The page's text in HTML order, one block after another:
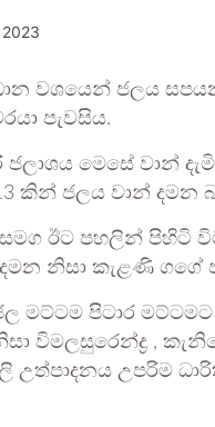
වශයෙන් ජලය
පැවසිය.
මෙසේ වාන්
කින් ජලය වාන් දමන
ඊට පහලින් පිහිටි
දමන නිසා කැළණි
මට්ටම පිටාර
විමලසුරෙන්ද්‍ර ,
උත්පාදනය උපරිම